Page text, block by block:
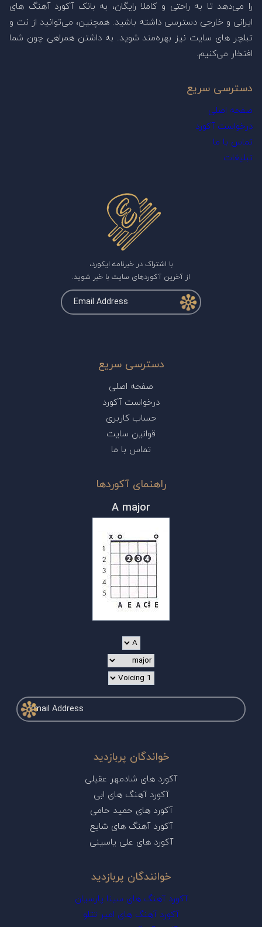
را می‌دهد تا به راحتی و کاملا رایگان، به بانک آکورد آهنگ های
ایرانی و خارجی دسترسی داشته باشید. همچنین، می‌توانید از نت و
تبلچر های سایت نیز بهره‌مند شوید. به داشتن همراهی چون شما
افتخار می‌کنیم.
دسترسی سریع
صفحه اصلی
درخواست آکورد
تماس با ما
تبلیغات
با اشتراک در خبرنامه ایکورد،
از آخرین آکوردهای سایت با خبر شوید.
دسترسی سریع
صفحه اصلی
درخواست آکورد
حساب کاربری
قوانین سایت
تماس با ما
راهنمای آکوردها
A major
خواندگان پربازدید
آکورد های شادمهر عقیلی
آکورد آهنگ های ابی
آکورد های حمید حامی
آکورد آهنگ های شایع
آکورد های علی یاسینی
خوانندگان پربازدید
آکورد آهنگ های سینا پارسیان
آکورد آهنگ های امیر تتلو